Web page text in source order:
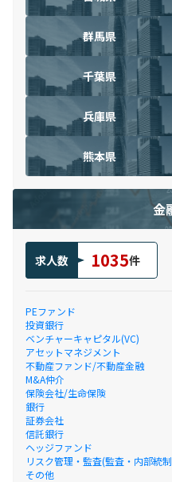
群馬県
千葉県
兵庫県
熊本県
金
求人数 1035件
PEファンド
投資銀行
ベンチャーキャピタル(VC)
アセットマネジメント
不動産ファンド/不動産金融
M&A仲介
保険会社/生命保険
銀行
証券会社
信託銀行
ヘッジファンド
リスク管理・監査(監査・内部統
その他